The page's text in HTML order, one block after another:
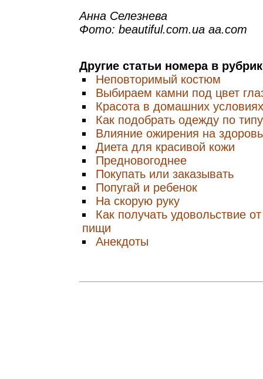
Анна Селезнева
Фото: beautiful.com.ua aa.com
Другие статьи номера в
Неповторимый костюм
Выбираем камни под цвет
Красота в домашних условиях
Как подобрать одежду по
Влияние ожирения на
Диета для красивой кожи
Предновогоднее
Покупать или заказывать
Попугай и ребенок
На скорую руку
Как получать удовольствие
пищи
Анекдоты